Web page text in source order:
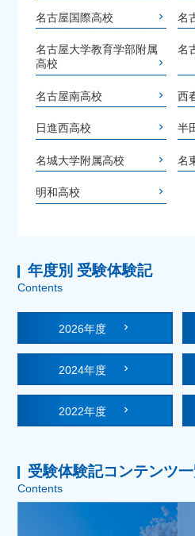
名古屋国際高校 名
名古屋大学教育学部附属
高校
名
名古屋南高校 西
日進西高校 半
名城大学附属高校 名
明和高校
年度別 受験体験記
Contents
2026年度
2024年度
2022年度
受験体験記コンテンツ
Contents